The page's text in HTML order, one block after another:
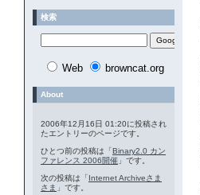
検索
Web browncat.org
About
2006年12月16日 01:20に投稿され
たエントリーのページです。
ひとつ前の投稿は「Binary2.0 カン
ファレンス 2006開催 」です。
次の投稿は「Internet Archiveさま
さま 」です。